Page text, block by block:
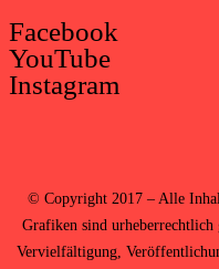
Facebook
YouTube
Instagram
© Copyright 2017 – Alle
Grafiken sind urheberrechtlich
Vervielfältigung,